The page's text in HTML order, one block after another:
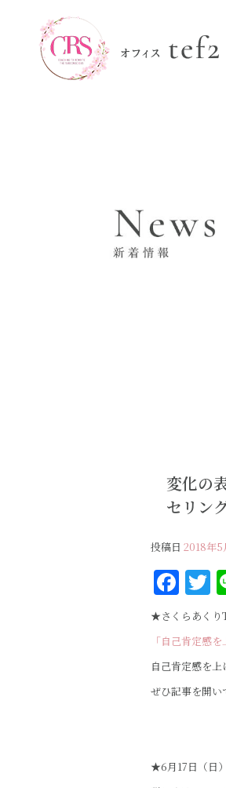
変化の
セリン
投稿日 2018年5
F
a
c
e
b
o
k
T
r
★さくらあくり
「自己肯定感
自己肯定感を上
ぜひ記事を開い
★6月17日（日